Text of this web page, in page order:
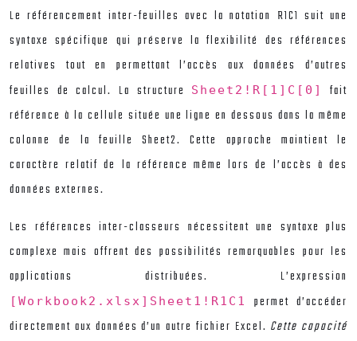
Le référencement inter-feuilles avec la notation R1C1 suit une
syntaxe spécifique qui préserve la flexibilité des références
relatives tout en permettant l’accès aux données d’autres
feuilles de calcul. La structure
Sheet2!R[1]C[0]
fait
référence à la cellule située une ligne en dessous dans la même
colonne de la feuille Sheet2. Cette approche maintient le
caractère relatif de la référence même lors de l’accès à des
données externes.
Les références inter-classeurs nécessitent une syntaxe plus
complexe mais offrent des possibilités remarquables pour les
applications distribuées. L’expression
[Workbook2.xlsx]Sheet1!R1C1
permet d’accéder
directement aux données d’un autre fichier Excel. Cette capacité